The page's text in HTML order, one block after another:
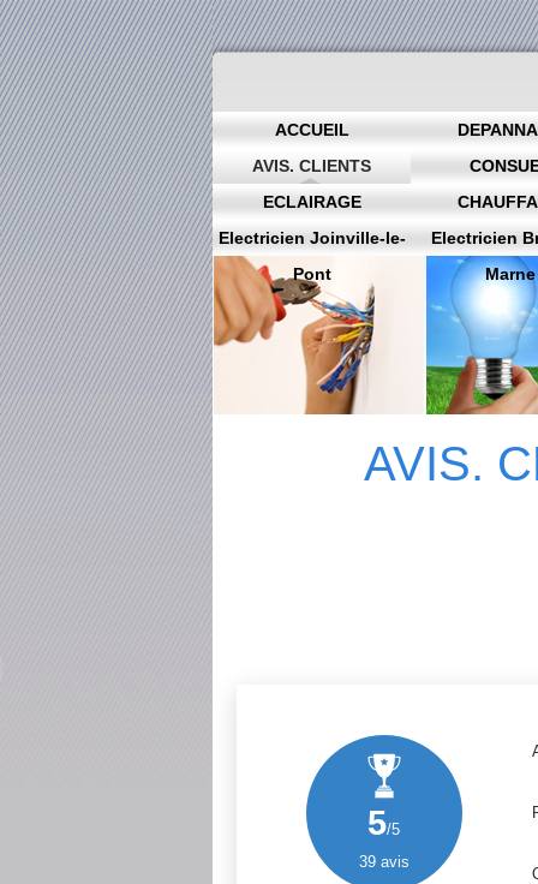
ACCUEIL
AVIS. CLIENTS
ECLAIRAGE
Electricien Joinville-le-
Pont
Electricien
Marne
AVIS.
5/5
39avis